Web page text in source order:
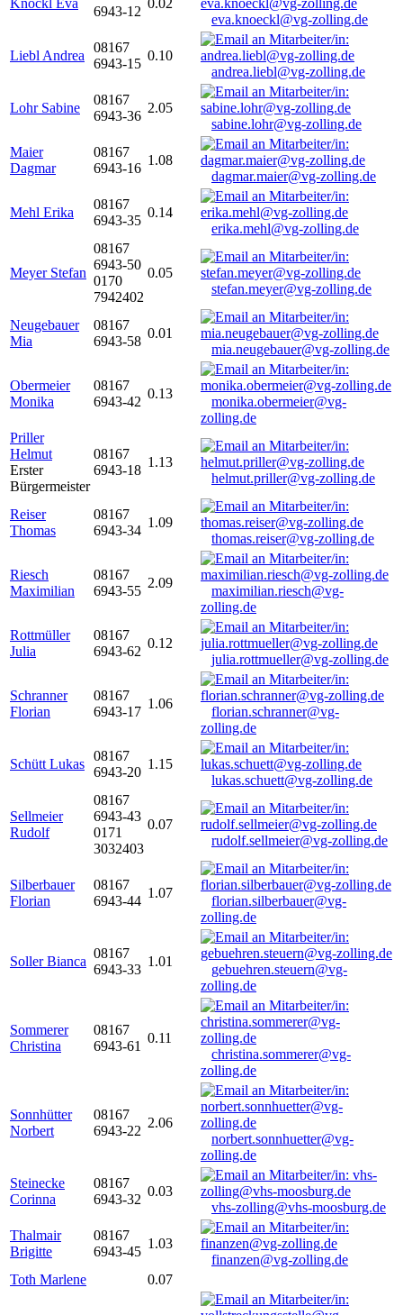
Knöckl Eva
6943-12
0.02
eva.knoeckl@vg-zolling.de
Liebl Andrea
08167
6943-15
0.10
andrea.liebl@vg-zolling.de
Lohr Sabine
08167
6943-36
2.05
sabine.lohr@vg-zolling.de
Maier
Dagmar
08167
6943-16
1.08
dagmar.maier@vg-zolling.de
Mehl Erika
08167
6943-35
0.14
erika.mehl@vg-zolling.de
Meyer Stefan
08167
6943-50
0170
7942402
0.05
stefan.meyer@vg-zolling.de
Neugebauer
Mia
08167
6943-58
0.01
mia.neugebauer@vg-zolling.de
Obermeier
Monika
08167
6943-42
0.13
monika.obermeier@vg-
zolling.de
Priller
Helmut
Erster
Bürgermeister
08167
6943-18
1.13
helmut.priller@vg-zolling.de
Reiser
Thomas
08167
6943-34
1.09
thomas.reiser@vg-zolling.de
Riesch
Maximilian
08167
6943-55
2.09
maximilian.riesch@vg-
zolling.de
Rottmüller
Julia
08167
6943-62
0.12
julia.rottmueller@vg-zolling.de
Schranner
Florian
08167
6943-17
1.06
florian.schranner@vg-
zolling.de
Schütt Lukas
08167
6943-20
1.15
lukas.schuett@vg-zolling.de
Sellmeier
Rudolf
08167
6943-43
0171
3032403
0.07
rudolf.sellmeier@vg-zolling.de
Silberbauer
Florian
08167
6943-44
1.07
florian.silberbauer@vg-
zolling.de
Soller Bianca
08167
6943-33
1.01
gebuehren.steuern@vg-
zolling.de
Sommerer
Christina
08167
6943-61
0.11
christina.sommerer@vg-
zolling.de
Sonnhütter
Norbert
08167
6943-22
2.06
norbert.sonnhuetter@vg-
zolling.de
Steinecke
Corinna
08167
6943-32
0.03
vhs-zolling@vhs-moosburg.de
Thalmair
Brigitte
08167
6943-45
1.03
finanzen@vg-zolling.de
Toth Marlene
0.07